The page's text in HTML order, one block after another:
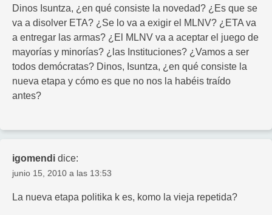
Dinos Isuntza, ¿en qué consiste la novedad? ¿Es que se
va a disolver ETA? ¿Se lo va a exigir el MLNV? ¿ETA va
a entregar las armas? ¿El MLNV va a aceptar el juego de
mayorías y minorías? ¿las Instituciones? ¿Vamos a ser
todos demócratas? Dinos, Isuntza, ¿en qué consiste la
nueva etapa y cómo es que no nos la habéis traído
antes?
igomendi dice:
junio 15, 2010 a las 13:53
La nueva etapa politika k es, komo la vieja repetida?